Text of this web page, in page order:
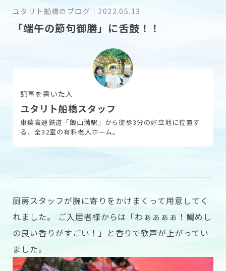
お問い合わせ
ユタリト船橋のブログ ｜ 2022.05.13
「端午の節句御膳」に舌鼓！！
記事を書いた人
ユタリト船橋スタッフ
東葉高速鉄道「飯山満駅」から徒歩3分の好立地に位置す
る、全32室の有料老人ホーム。
厨房スタッフが腕に寄りをかけまくって用意してく
れました。 ご入居者様からは「わぁぁぁぁ！鯛めし
の良い香りがすごい！」と香りで歓声が上がってい
ました。